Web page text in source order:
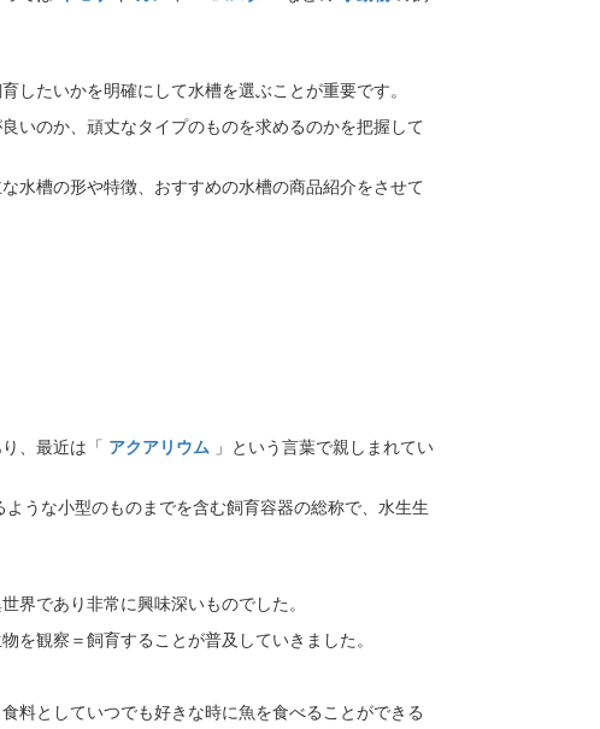
したいかを明確にして水槽を選ぶことが重要です。
いのか、頑丈なタイプのものを求めるのかを把握して
水槽の形や特徴、おすすめの水槽の商品紹介をさせて
、最近は「 アクアリウム 」という言葉で親しまれてい
うな小型のものまでを含む飼育容器の総称で、水生生
界であり非常に興味深いものでした。
を観察＝飼育することが普及していきました。
料としていつでも好きな時に魚を食べることができる